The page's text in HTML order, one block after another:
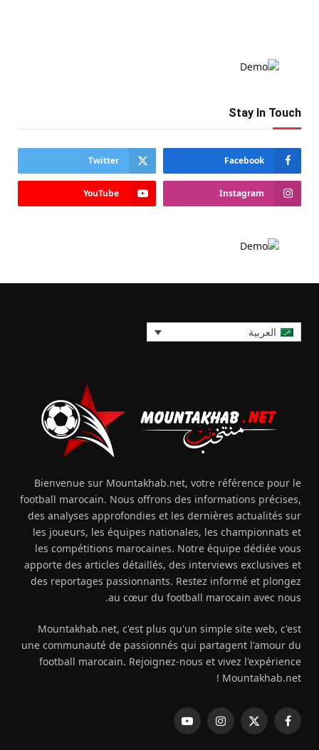
Stay In Touch
Facebook
Twitter
Instagram
YouTube
العربية
Bienvenue sur Mountakhab.net, votre référence pour le
football marocain. Nous offrons des informations précises,
des analyses approfondies et les dernières actualités sur
les joueurs, les équipes nationales, les championnats et
les compétitions marocaines. Notre équipe dédiée vous
apporte des articles détaillés, des interviews exclusives et
des reportages passionnants. Restez informé et plongez
au cœur du football marocain avec nous.
Mountakhab.net, c'est plus qu'un simple site web, c'est
une communauté de passionnés qui partagent l'amour du
football marocain. Rejoignez-nous et vivez l'expérience
Mountakhab.net !
فيسبوكX
الانستغراميوتيوب